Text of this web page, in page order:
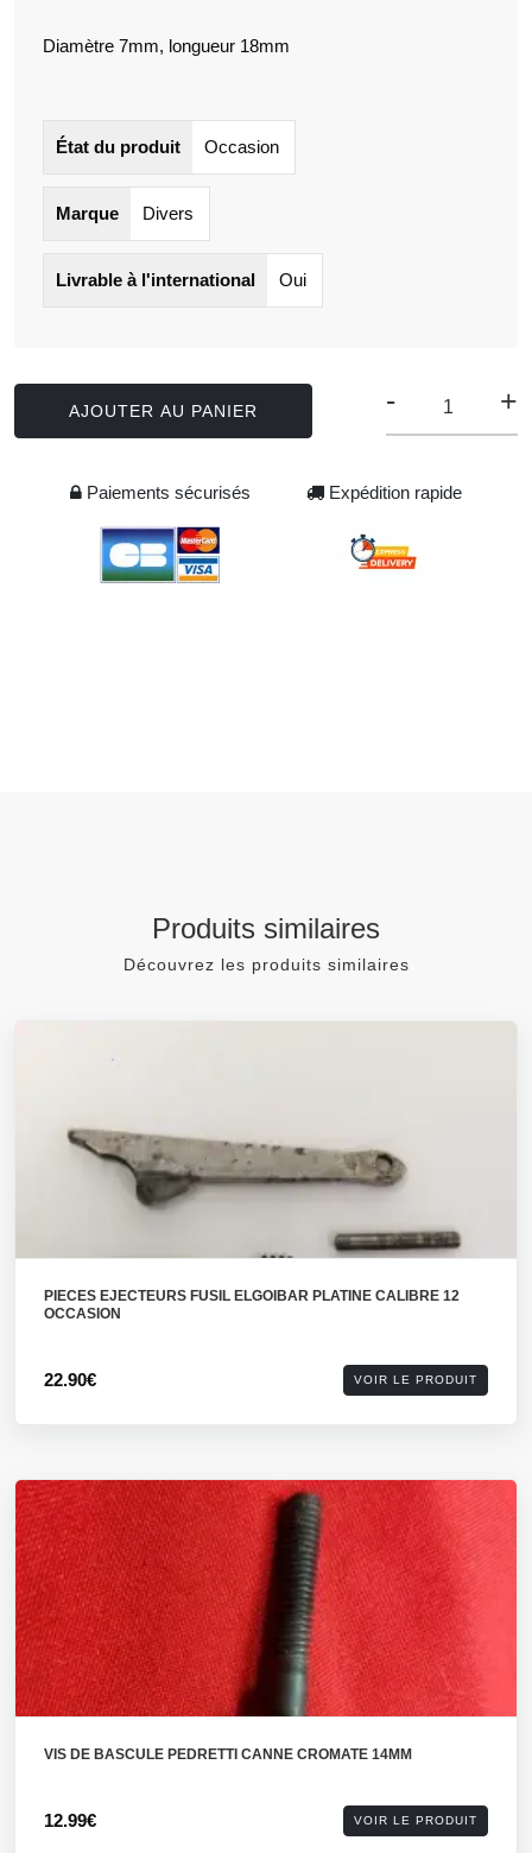
Diamètre 7mm, longueur 18mm
État du produit Occasion
Marque Divers
Livrable à l'international Oui
AJOUTER AU PANIER - +
Paiements sécurisés Expédition rapide
Produits similaires
Découvrez les produits similaires
PIECES EJECTEURS FUSIL ELGOIBAR PLATINE CALIBRE 12
OCCASION
22.90€ VOIR LE PRODUIT
VIS DE BASCULE PEDRETTI CANNE CROMATE 14MM
12.99€ VOIR LE PRODUIT